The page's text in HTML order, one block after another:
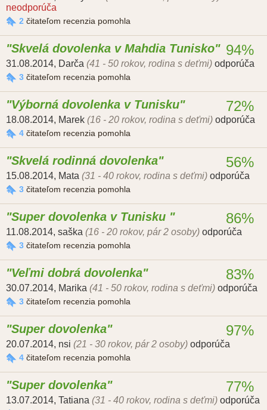
neodporúča
2 čitateľom recenzia pomohla
Skvelá dovolenka v Mahdia Tunisko
31.08.2014, Darča (41 - 50 rokov, rodina s deťmi) odporúča
3 čitateľom recenzia pomohla
94%
Výborná dovolenka v Tunisku
18.08.2014, Marek (16 - 20 rokov, rodina s deťmi) odporúča
4 čitateľom recenzia pomohla
72%
Skvelá rodinná dovolenka
15.08.2014, Mata (31 - 40 rokov, rodina s deťmi) odporúča
3 čitateľom recenzia pomohla
56%
Super dovolenka v Tunisku
11.08.2014, saška (16 - 20 rokov, pár 2 osoby) odporúča
3 čitateľom recenzia pomohla
86%
Veľmi dobrá dovolenka
30.07.2014, Marika (41 - 50 rokov, rodina s deťmi) odporúča
3 čitateľom recenzia pomohla
83%
Super dovolenka
20.07.2014, nsi (21 - 30 rokov, pár 2 osoby) odporúča
4 čitateľom recenzia pomohla
97%
Super dovolenka
13.07.2014, Tatiana (31 - 40 rokov, rodina s deťmi) odporúča
77%